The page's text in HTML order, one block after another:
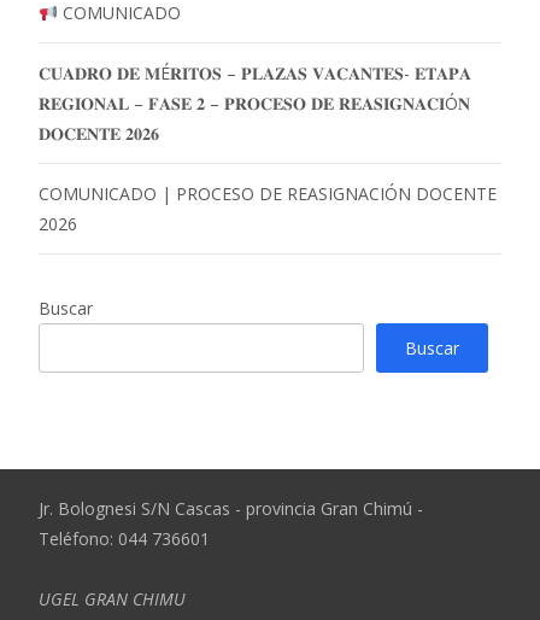
COMUNICADO
𝐂𝐔𝐀𝐃𝐑𝐎 𝐃𝐄 𝐌É𝐑𝐈𝐓𝐎𝐒 – 𝐏𝐋𝐀𝐙𝐀𝐒 𝐕𝐀𝐂𝐀𝐍𝐓𝐄𝐒- 𝐄𝐓𝐀𝐏𝐀
𝐑𝐄𝐆𝐈𝐎𝐍𝐀𝐋 – 𝐅𝐀𝐒𝐄 𝟐 – 𝐏𝐑𝐎𝐂𝐄𝐒𝐎 𝐃𝐄 𝐑𝐄𝐀𝐒𝐈𝐆𝐍𝐀𝐂𝐈Ó𝐍
𝐃𝐎𝐂𝐄𝐍𝐓𝐄 𝟐𝟎𝟐𝟔
COMUNICADO | PROCESO DE REASIGNACIÓN DOCENTE
2026
Buscar
Buscar
Jr. Bolognesi S/N Cascas - provincia Gran Chimú -
Teléfono: 044 736601
UGEL GRAN CHIMU